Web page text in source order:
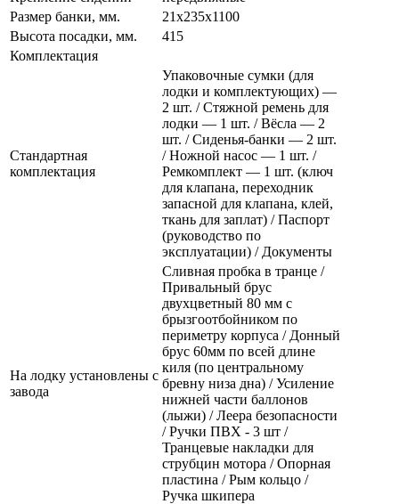
Размер банки, мм.
21х235х1100
Высота посадки, мм.
415
Комплектация
Стандартная
комплектация
Упаковочные сумки (для
лодки и комплектующих) —
2 шт. / Стяжной ремень для
лодки — 1 шт. / Вёсла — 2
шт. / Сиденья-банки — 2 шт.
/ Ножной насос — 1 шт. /
Ремкомплект — 1 шт. (ключ
для клапана, переходник
запасной для клапана, клей,
ткань для заплат) / Паспорт
(руководство по
эксплуатации) / Документы
На лодку установлены с
завода
Сливная пробка в транце /
Привальный брус
двухцветный 80 мм с
брызгоотбойником по
периметру корпуса / Донный
брус 60мм по всей длине
киля (по центральному
бревну низа дна) / Усиление
нижней части баллонов
(лыжи) / Леера безопасности
/ Ручки ПВХ - 3 шт /
Транцевые накладки для
струбцин мотора / Опорная
пластина / Рым кольцо /
Ручка шкипера